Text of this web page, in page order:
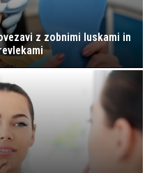
z zobnimi luskami in